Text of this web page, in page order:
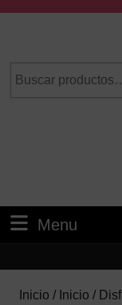
Cuando hay
Menu
Inicio / Inicio /